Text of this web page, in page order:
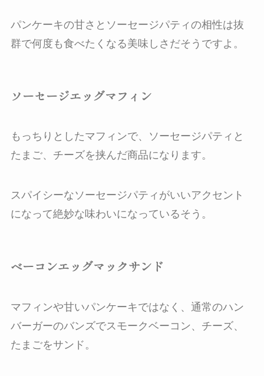
パンケーキの甘さとソーセージパティの相性は抜
群で何度も食べたくなる美味しさだそうですよ。
ソーセージエッグマフィン
もっちりとしたマフィンで、ソーセージパティと
たまご、チーズを挟んだ商品になります。
スパイシーなソーセージパティがいいアクセント
になって絶妙な味わいになっているそう。
ベーコンエッグマックサンド
マフィンや甘いパンケーキではなく、通常のハン
バーガーのバンズでスモークベーコン、チーズ、
たまごをサンド。